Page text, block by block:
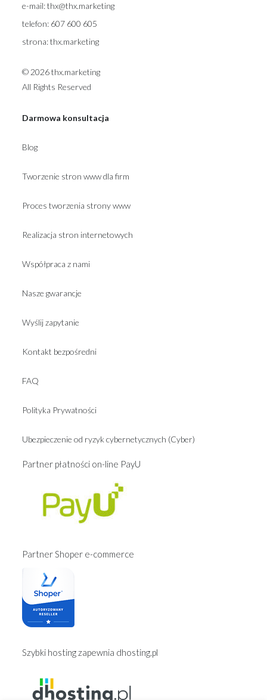
e-mail:thx@thx.marketing
telefon: 607 600 605
strona:thx.marketing
© 2026 thx.marketing
All Rights Reserved
Darmowa konsultacja
Blog
Tworzenie stron www dla firm
Proces tworzenia strony www
Realizacja stron internetowych
Współpraca z nami
Nasze gwarancje
Wyślij zapytanie
Kontakt bezpośredni
FAQ
Polityka Prywatności
Ubezpieczenie od ryzyk cybernetycznych (Cyber)
Partner płatności on-line PayU
Partner Shoper e-commerce
Szybki hosting zapewnia dhosting.pl